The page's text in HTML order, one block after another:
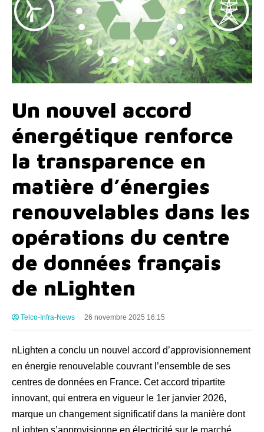
Un nouvel accord
énergétique renforce
la transparence en
matière d’énergies
renouvelables dans les
opérations du centre
de données français
de nLighten
Telco-Infra-News 26 novembre 2025 16:15
nLighten a conclu un nouvel accord d’approvisionnement
en énergie renouvelable couvrant l’ensemble de ses
centres de données en France. Cet accord tripartite
innovant, qui entrera en vigueur le 1er janvier 2026,
marque un changement significatif dans la manière dont
nLighten s’approvisionne en électricité sur le marché